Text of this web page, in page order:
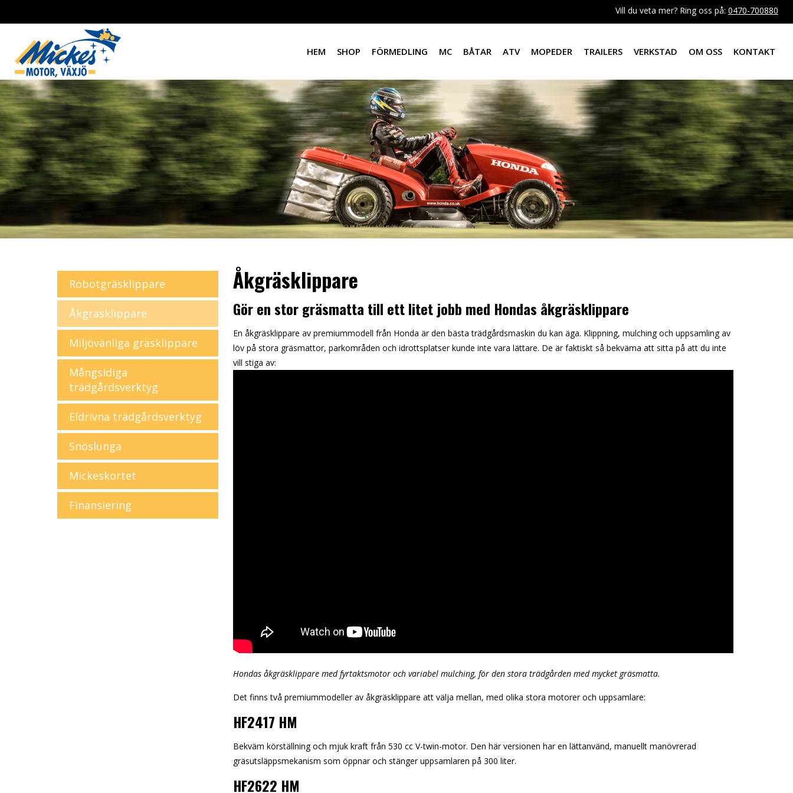
Vill du veta mer? Ring oss på: 0470-700880
HEM SHOP FÖRMEDLING MC BÅTAR ATV MOPEDER TRAILERS VERKSTAD OM OSS KONTAKT
Robotgräsklippare
Åkgräsklippare
Miljövänliga gräsklippare
Mångsidiga
trädgårdsverktyg
Eldrivna trädgårdsverktyg
Snöslunga
Mickeskortet
Finansiering
Åkgräsklippare
Gör en stor gräsmatta till ett litet jobb med Hondas åkgräsklippare
En åkgräsklippare av premiummodell från Honda är den bästa trädgårdsmaskin du kan äga. Klippning, mulching och uppsamling av
löv på stora gräsmattor, parkområden och idrottsplatser kunde inte vara lättare. De är faktiskt så bekväma att sitta på att du inte
vill stiga av:
Hondas åkgräsklippare med fyrtaktsmotor och variabel mulching, för den stora trädgården med mycket gräsmatta.
Det finns två premiummodeller av åkgräsklippare att välja mellan, med olika stora motorer och uppsamlare:
HF2417 HM
Bekväm körställning och mjuk kraft från 530 cc V-twin-motor. Den här versionen har en lättanvänd, manuellt manövrerad
gräsutsläppsmekanism som öppnar och stänger uppsamlaren på 300 liter.
HF2622 HM